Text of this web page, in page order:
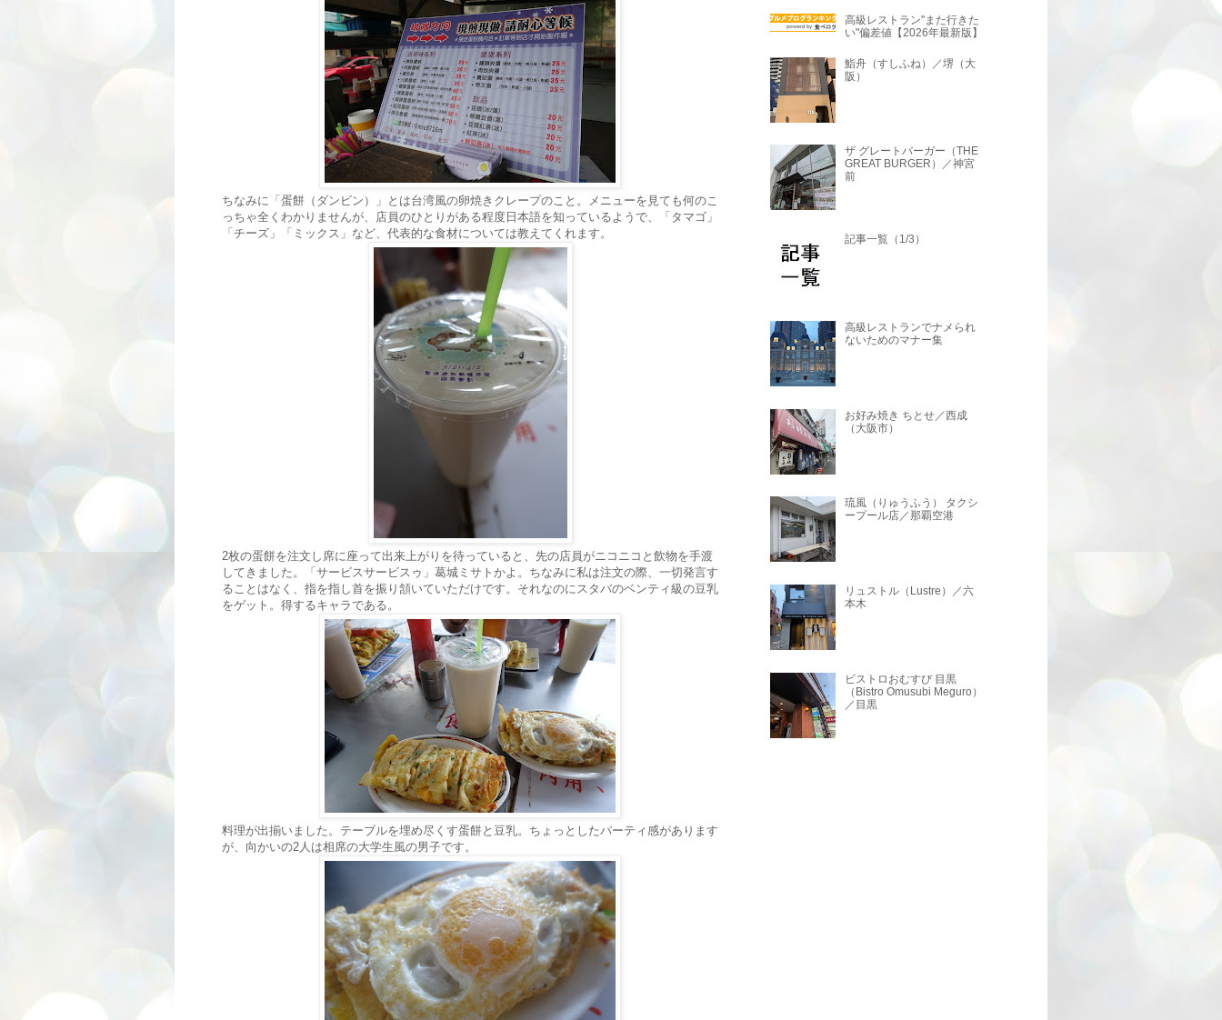
ちなみに「蛋餅（ダンビン）」とは台湾風の卵焼きクレープのこと。メニューを見ても何のこ
っちゃ全くわかりませんが、店員のひとりがある程度日本語を知っているようで、「タマゴ」
「チーズ」「ミックス」など、代表的な食材については教えてくれます。
2枚の蛋餅を注文し席に座って出来上がりを待っていると、先の店員がニコニコと飲物を手渡
してきました。「サービスサービスゥ」葛城ミサトかよ。ちなみに私は注文の際、一切発言す
ることはなく、指を指し首を振り頷いていただけです。それなのにスタバのベンティ級の豆乳
をゲット。得するキャラである。
料理が出揃いました。テーブルを埋め尽くす蛋餅と豆乳。ちょっとしたパーティ感があります
が、向かいの2人は相席の大学生風の男子です。
高級レストラン"また行きた
い"偏差値【2026年最新版】
鮨舟（すしふね）／堺（大
阪）
ザ グレートバーガー（THE
GREAT BURGER）／神宮
前
記事一覧（1/3）
高級レストランでナメられ
ないためのマナー集
お好み焼き ちとせ／西成
（大阪市）
琉風（りゅうふう） タクシ
ープール店／那覇空港
リュストル（Lustre）／六
本木
ビストロおむすび 目黒
（Bistro Omusubi Meguro）
／目黒